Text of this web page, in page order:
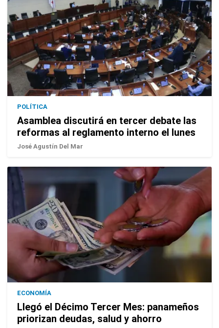
POLÍTICA
Asamblea discutirá en tercer debate las
reformas al reglamento interno el lunes
José Agustín Del Mar
ECONOMÍA
Llegó el Décimo Tercer Mes: panameños
priorizan deudas, salud y ahorro